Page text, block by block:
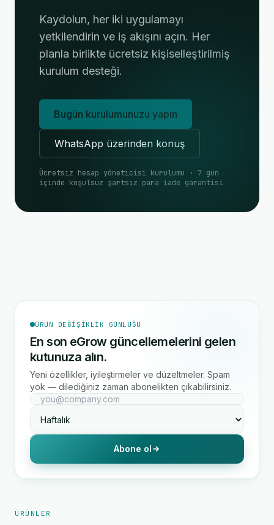
Kaydolun, her iki uygulamayı
yetkilendirin ve iş akışını açın. Her
planla birlikte ücretsiz kişiselleştirilmiş
kurulum desteği.
Bugün kurulumunuzu yapın
WhatsApp üzerinden konuş
Ücretsiz hesap yöneticisi kurulumu · 7 gün
içinde koşulsuz şartsız para iade garantisi
ÜRÜN DEĞIŞIKLIK GÜNLÜĞÜ
En son eGrow güncellemelerini gelen
kutunuza alın.
Yeni özellikler, iyileştirmeler ve düzeltmeler. Spam
yok — dilediğiniz zaman abonelikten çıkabilirsiniz.
Abone ol
ÜRÜNLER